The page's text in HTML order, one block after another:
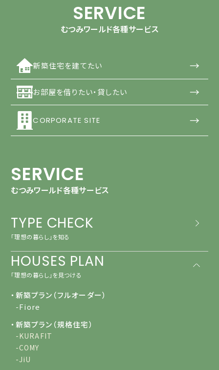
SERVICE
むつみワールド各種サービス
新築住宅を建てたい →
お部屋を借りたい・貸したい →
CORPORATE SITE →
SERVICE
むつみワールド各種サービス
TYPE CHECK
「理想の暮らし」を知る
HOUSES PLAN
「理想の暮らし」を見つける
・新築プラン（フルオーダー）
-Fiore
・新築プラン（規格住宅）
-KURAFIT
-COMY
-JiU